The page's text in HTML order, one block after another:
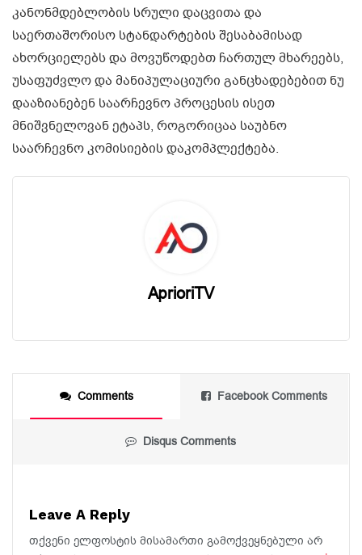
კანონმდებლობის სრული დაცვითა და
საერთაშორისო სტანდარტების შესაბამისად
ახორციელებს და მოვუწოდებთ ჩართულ მხარეებს,
უსაფუძვლო და მანიპულაციური განცხადებებით ნუ
დააზიანებენ საარჩევნო პროცესის ისეთ
მნიშვნელოვან ეტაპს, როგორიცაა საუბნო
საარჩევნო კომისიების დაკომპლექტება.
AprioriTV
Comments Facebook Comments
Disqus Comments
Leave A Reply
თქვენი ელფოსტის მისამართი გამოქვეყნებული არ